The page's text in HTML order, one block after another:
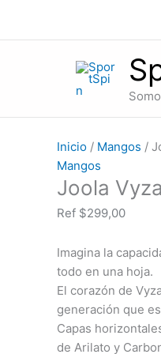
Inicio / Mangos /
Mangos
Joola
Ref $299,00
Imagina la
todo en una hoja.
El corazón de
generación que
Capas
de Arilato y
cantidad